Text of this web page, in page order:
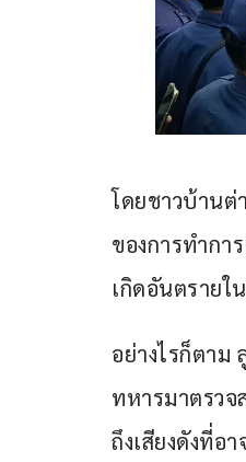
โดยชาวบ้าน
ของการทำกา
เกิดอันตรายใ
อย่างไรก็ตาม
ทหารมาตรว
ถึงเสียงดังที่อ